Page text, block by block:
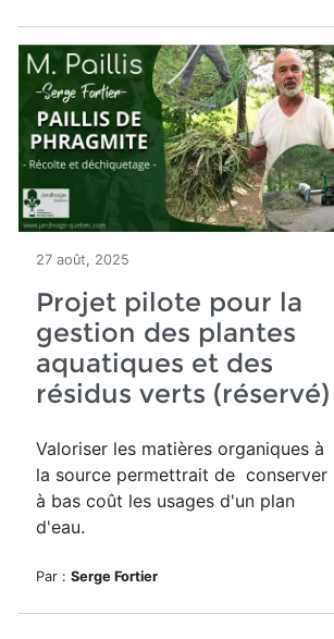
27 août, 2025
Projet pilote pour la
gestion des plantes
aquatiques et des
résidus verts (réservé)
Valoriser les matières organiques à
la source permettrait de conserver
à bas coût les usages d'un plan
d'eau.
Par : Serge Fortier